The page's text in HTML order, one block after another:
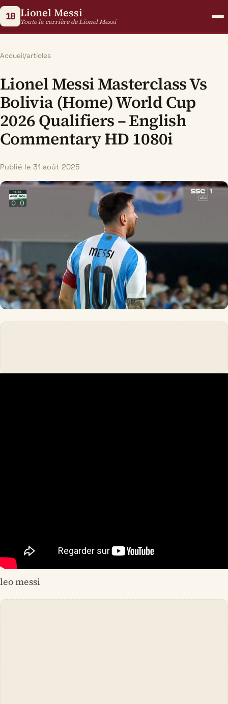
10 Lionel Messi
Toute la carrière de Lionel Messi
Accueil/articles
Lionel Messi Masterclass Vs
Bolivia (Home) World Cup
2026 Qualifiers – English
Commentary HD 1080i
Publié le 31 août 2025
leo messi